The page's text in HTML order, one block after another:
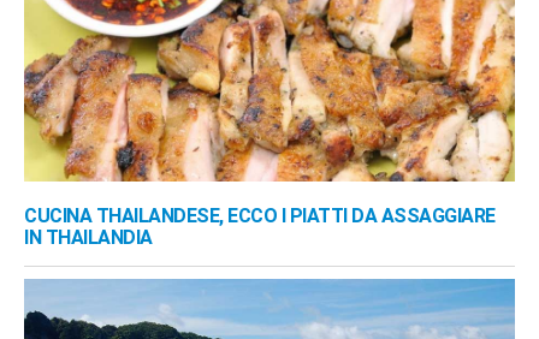
CUCINA THAILANDESE, ECCO I PIATTI DA ASSAGGIARE
IN THAILANDIA